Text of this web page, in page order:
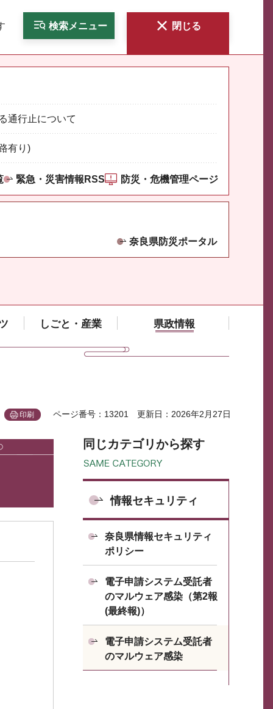
検索メニュー 閉じる
通行止について
有り)
緊急・災害情報RSS 防災・危機管理ページ
奈良県防災ポータル
しごと・産業 県政情報
印刷 ページ番号：13201 更新日：2026年2月27日
同じカテゴリから探す
情報セキュリティ
奈良県情報セキュリティ
ポリシー
電子申請システム受託者
のマルウェア感染（第2報
(最終報)）
電子申請システム受託者
のマルウェア感染